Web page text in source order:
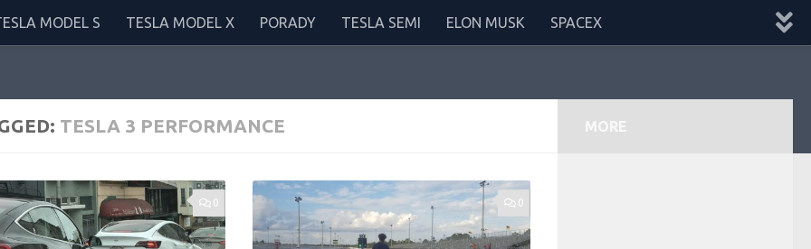
MODEL S TESLA MODEL X PORADY TESLA SEMI ELON MUSK SPACEX
TESLA 3 PERFORMANCE
0 0
MORE